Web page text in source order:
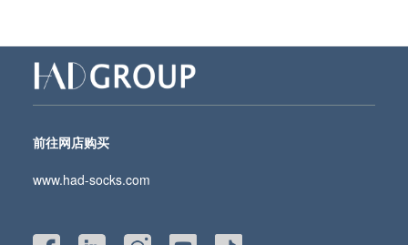
前往网店购买
www.had-socks.com